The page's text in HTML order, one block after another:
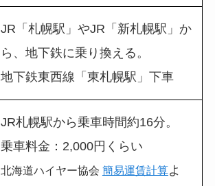
JR「札幌駅」やJR「新札幌駅」か
ら、地下鉄に乗り換える。
地下鉄東西線「東札幌駅」下車
JR札幌駅から乗車時間約16分。
乗車料金：2,000円くらい
北海道ハイヤー協会 簡易運賃計算よ